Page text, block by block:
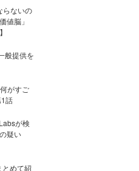
らないの
値脳」
般提供を
がすご
話
が検
疑い
とめて紹